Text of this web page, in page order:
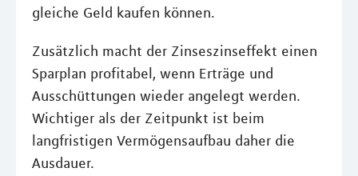
gleiche Geld kaufen können.
Zusätzlich macht der Zinseszinseffekt einen
Sparplan profitabel, wenn Erträge und
Ausschüttungen wieder angelegt werden.
Wichtiger als der Zeitpunkt ist beim
langfristigen Vermögensaufbau daher die
Ausdauer.